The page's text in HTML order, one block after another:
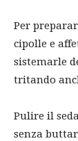
Per
cipolle e
sistemarle
tritando
Pulire il
senza